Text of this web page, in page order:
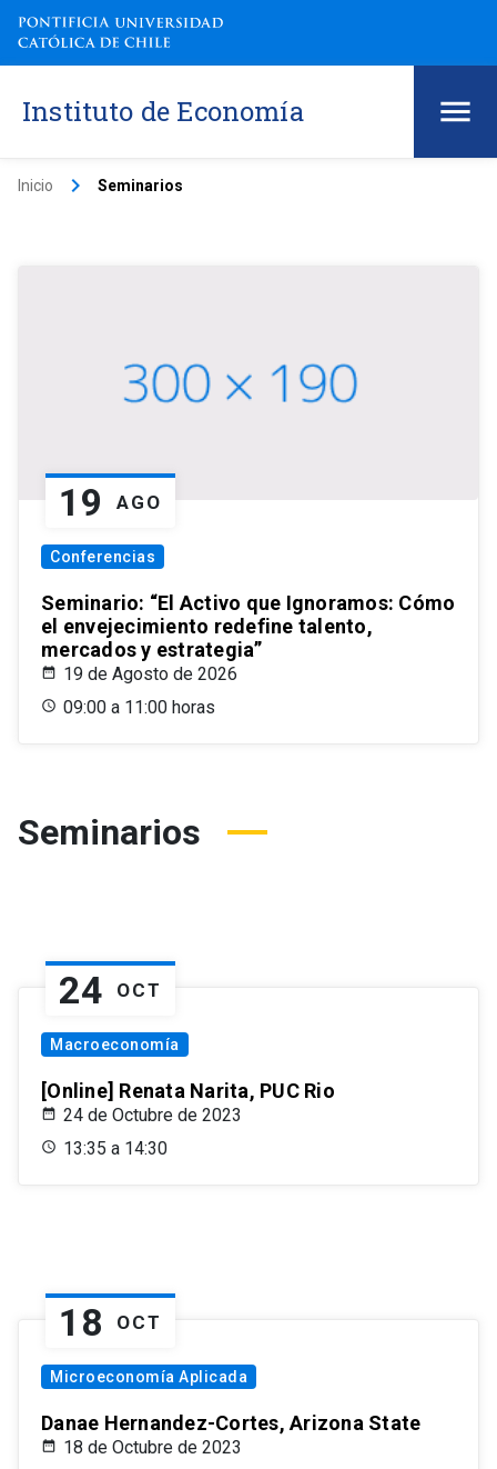
Instituto de Economía
Inicio keyboard_arrow_right Seminarios
19 AGO
Conferencias
Seminario: “El Activo que Ignoramos: Cómo
el envejecimiento redefine talento,
mercados y estrategia”
19 de Agosto de 2026
09:00 a 11:00 horas
Seminarios
24 OCT
Macroeconomía
[Online] Renata Narita, PUC Rio
24 de Octubre de 2023
13:35 a 14:30
18 OCT
Microeconomía Aplicada
Danae Hernandez-Cortes, Arizona State
18 de Octubre de 2023